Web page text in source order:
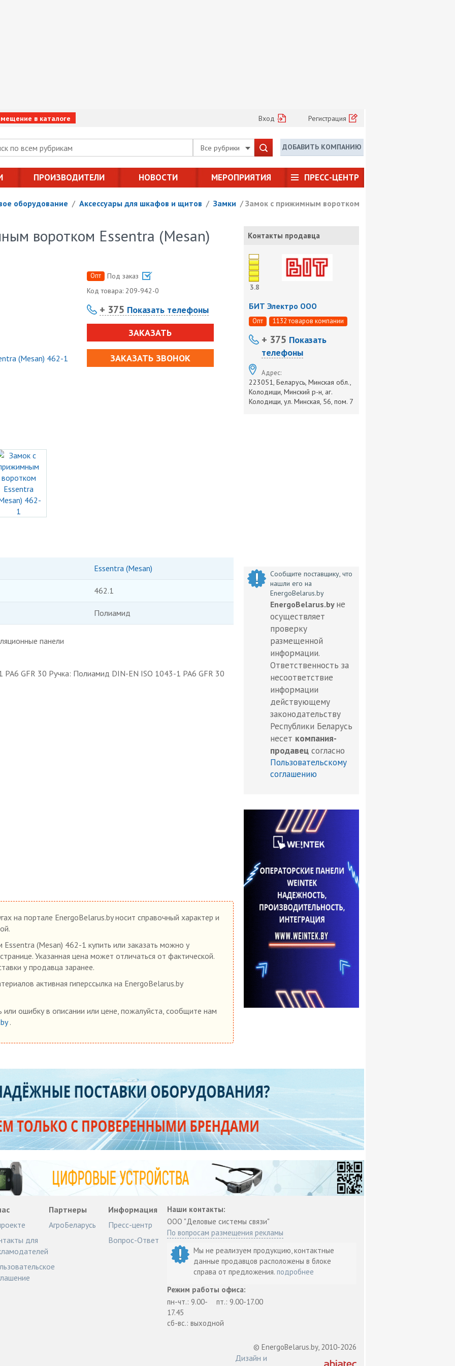
в каталоге Вход Регистрация
Все рубрики ДОБАВИТЬ КОМПАНИЮ
ПРОИЗВОДИТЕЛИ НОВОСТИ МЕРОПРИЯТИЯ ПРЕСС-ЦЕНТР
оборудование / Аксессуары для шкафов и щитов / Замки / Замок с прижимным воротком
воротком Essentra (Mesan)
Опт
Под заказ
Код товара: 209-942-0
+ 375 Показать телефоны
ЗАКАЗАТЬ
ЗАКАЗАТЬ ЗВОНОК
Essentra (Mesan)
462.1
Полиамид
панели
GFR 30 Ручка: Полиамид DIN-EN ISO 1043-1 PA6 GFR 30
Контакты продавца
3.8
БИТ Электро ООО
Опт 1132 товаров компании
+ 375 Показать
телефоны
Адрес:
223051, Беларусь, Минская обл.,
Колодищи, Минский р-н, аг.
Колодищи, ул. Минская, 56, пом. 7
Сообщите поставщику, что
нашли его на
EnergoBelarus.by
EnergoBelarus.by не
осуществляет
проверку
размещенной
информации.
Ответственность за
несоответствие
информации
действующему
законодательству
Республики Беларусь
несет компания-
продавец согласно
Пользовательскому
соглашению
на портале EnergoBelarus.by носит справочный характер и
(Mesan) 462-1 купить или заказать можно у
Указанная цена может отличаться от фактической.
у продавца заранее.
активная гиперссылка на EnergoBelarus.by
или ошибку в описании или цене, пожалуйста, сообщите нам
.
для
Партнеры
АгроБеларусь
Информация
Пресс-центр
Вопрос-Ответ
Наши контакты:
ООО "Деловые системы связи"
По вопросам размещения рекламы
Мы не реализуем продукцию, контактные
данные продавцов расположены в блоке
справа от предложения.подробнее
Режим работы офиса:
пн-чт.: 9.00-
17.45
пт.: 9.00-17.00
сб-вс.: выходной
© EnergoBelarus.by, 2010-2026
Дизайн и